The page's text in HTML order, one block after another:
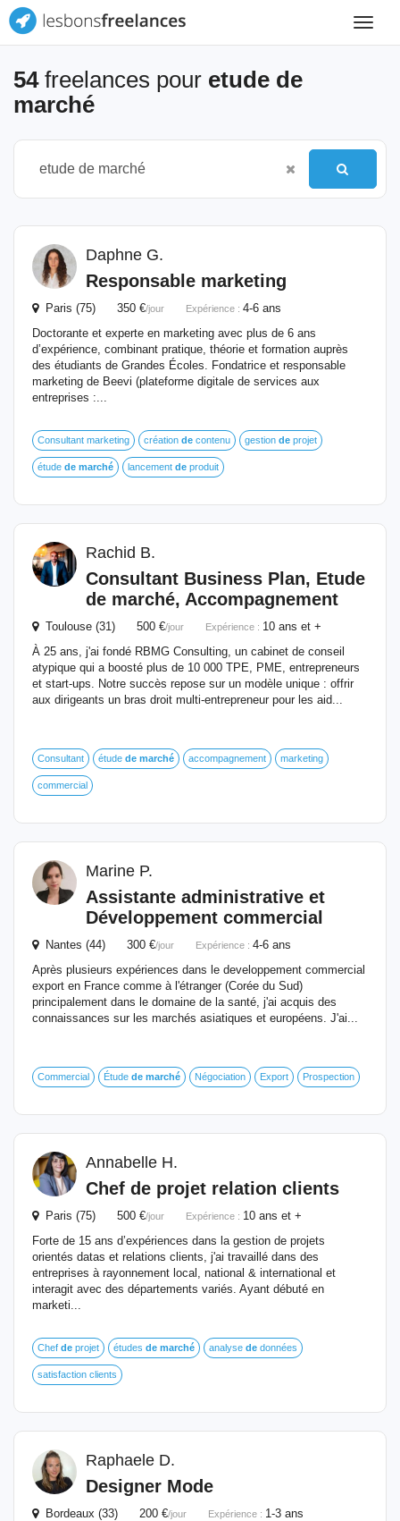
Toggle
54freelances pour etude de
marché
Daphne G.
Responsable marketing
Paris (75) 350 €/jour Expérience : 4-6 ans
Doctorante et experte en marketing avec plus de 6 ans
d’expérience, combinant pratique, théorie et formation auprès
des étudiants de Grandes Écoles. Fondatrice et responsable
marketing de Beevi (plateforme digitale de services aux
entreprises :...
Consultant marketing création de contenu gestion de projet
étude de marché lancement de produit
Rachid B.
Consultant Business Plan, Etude
de marché, Accompagnement
Toulouse (31) 500 €/jour Expérience : 10 ans et +
À 25 ans, j'ai fondé RBMG Consulting, un cabinet de conseil
atypique qui a boosté plus de 10 000 TPE, PME, entrepreneurs
et start-ups. Notre succès repose sur un modèle unique : offrir
aux dirigeants un bras droit multi-entrepreneur pour les aid...
Consultant étude de marché accompagnement marketing
commercial
Marine P.
Assistante administrative et
Développement commercial
Nantes (44) 300 €/jour Expérience : 4-6 ans
Après plusieurs expériences dans le developpement commercial
export en France comme à l'étranger (Corée du Sud)
principalement dans le domaine de la santé, j'ai acquis des
connaissances sur les marchés asiatiques et européens. J'ai...
Commercial Étude de marché Négociation Export Prospection
Annabelle H.
Chef de projet relation clients
Paris (75) 500 €/jour Expérience : 10 ans et +
Forte de 15 ans d’expériences dans la gestion de projets
orientés datas et relations clients, j'ai travaillé dans des
entreprises à rayonnement local, national & international et
interagit avec des départements variés. Ayant débuté en
marketi...
Chef de projet études de marché analyse de données
satisfaction clients
Raphaele D.
Designer Mode
Bordeaux (33) 200 €/jour Expérience : 1-3 ans